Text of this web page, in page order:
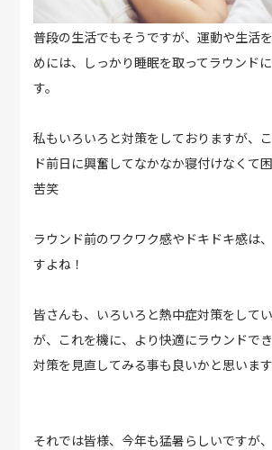
普段の生活でもそうですが、運動や生活
めには、しっかり睡眠を取ってラウンド
す。
私もいろいろと対策をしておりますが、
ド前日に興奮してなかなか寝付けなくて困
苦笑
ラウンド前のワクワク感やドキドキ感は
すよね！
皆さんも、いろいろと熱中症対策をして
が、これを機に、より快適にラウンドで
対策を見直してみる事も良いかと思います
それでは皆様、今年も猛暑らしいですが